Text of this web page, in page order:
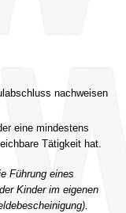
nachweisen
eine mindestens
Tätigkeit hat.
Führung eines
Kinder im eigenen